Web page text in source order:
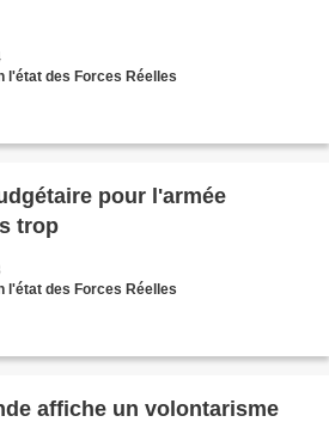
l'état des Forces Réelles
pour l'armée
trop
l'état des Forces Réelles
affiche un volontarisme